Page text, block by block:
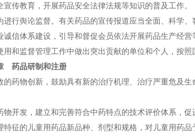
教育，开展药品安全法律法规等知识的普及工作。
舆论监督。有关药品的宣传报道应当全面、科学、
体系建设，引导和督促会员依法开展药品生产经营
监督管理工作中做出突出贡献的单位和个人，按照
药品研制和注册
物创新，鼓励具有新的治疗机理、治疗严重危及生
发，建立和完善符合中药特点的技术评价体系，促
的儿童用药品新品种、剂型和规格，对儿童用药品